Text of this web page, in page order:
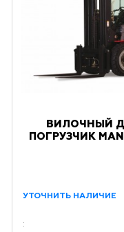
ВИЛОЧНЫЙ
ПОГРУЗЧИК
УТОЧНИТЬ НАЛИЧИЕ
: